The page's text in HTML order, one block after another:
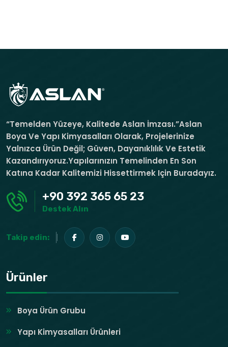
“Temelden Yüzeye, Kalitede Aslan İmzası.”Aslan
Boya Ve Yapı Kimyasalları Olarak, Projelerinize
Yalnızca Ürün Değil; Güven, Dayanıklılık Ve Estetik
Kazandırıyoruz.Yapılarınızın Temelinden En Son
Katına Kadar Kalitemizi Hissettirmek Için Buradayız.
+90 392 365 65 23
Destek Alın
Takip edin:
Ürünler
Boya Ürün Grubu
Yapı Kimyasalları Ürünleri